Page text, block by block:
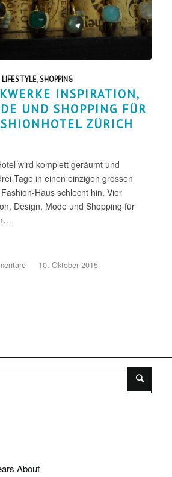
LIFESTYLE, SHOPPING
INSPIRATION,
UND SHOPPING FÜR
ZÜRICH
wird komplett geräumt und
Tage in einen einzigen grossen
Haus schlecht hin. Vier
Design, Mode und Shopping für
10. Oktober 2015
About